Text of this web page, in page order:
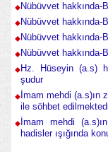
Nübüvvet hakkında-
Nübüvvet hakkında-
Nübüvvet hakkında-
Nübüvvet hakkında-
Hz. Hüseyin (a.s)
şudur
İmam mehdi (a.s)ın
ile söhbet
İmam mehdi
hadisler ışığında